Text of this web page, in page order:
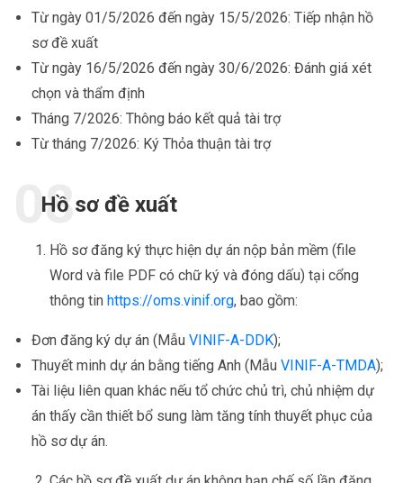
Từ ngày 01/5/2026 đến ngày 15/5/2026: Tiếp nhận hồ
sơ đề xuất
Từ ngày 16/5/2026 đến ngày 30/6/2026: Đánh giá xét
chọn và thẩm định
Tháng 7/2026: Thông báo kết quả tài trợ
Từ tháng 7/2026: Ký Thỏa thuận tài trợ
Hồ sơ đề xuất
Hồ sơ đăng ký thực hiện dự án nộp bản mềm (file
Word và file PDF có chữ ký và đóng dấu) tại cổng
thông tin https://oms.vinif.org, bao gồm:
Đơn đăng ký dự án (Mẫu VINIF-A-DDK);
Thuyết minh dự án bằng tiếng Anh (Mẫu VINIF-A-TMDA);
Tài liệu liên quan khác nếu tổ chức chủ trì, chủ nhiệm dự
án thấy cần thiết bổ sung làm tăng tính thuyết phục của
hồ sơ dự án.